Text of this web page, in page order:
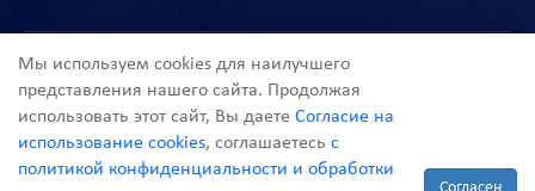
info@st-telecom.ru
Мы используем cookies для наилучшего
представления нашего сайта. Продолжая
использовать этот сайт, Вы даете Согласие на
использование cookies, соглашаетесь с
политикой конфиденциальности и обработки